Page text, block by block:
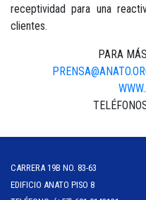
receptividad para una
clientes.
PARA
CARRERA 19B NO. 83-63
EDIFICIO ANATO PISO 8